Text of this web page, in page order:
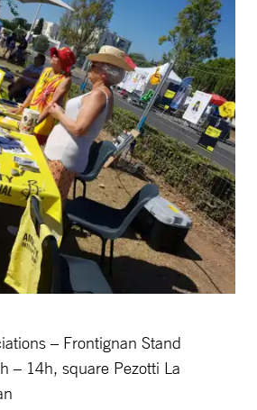
– Frontignan Stand
– 14h, square Pezotti La